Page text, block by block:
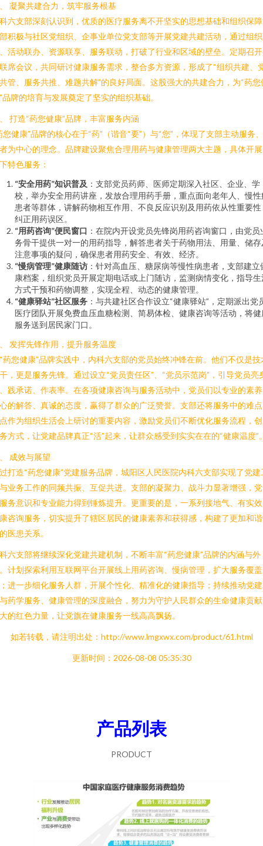
凝聚共建合力，筑牢服务根基
六支部深刻认识到，优质的医疗服务离不开坚实的思想基础和组织保
积极与社区党组织、企事业单位党支部等开展党建共建活动，通过组
活动联办、资源联享、服务联动，打破了行业和区域的壁垒。定期召
席会议，共同研讨健康服务需求，整合多方资源，形成了“组织共建、
管、服务共推、难题共解”的良好局面。这股强大的共建合力，为“药您
品牌的培育与发展奠定了坚实的组织基础。
打造“药您健康”品牌，丰富服务内涵
您健康”品牌的核心在于“药”（谐音“要”）与“您”，体现了支部主动服务
为中心的理念。品牌建设聚焦合理用药与健康管理两大主题，具体开
特色服务：
“安全用药”知识普及 ：支部党员药师、医师定期深入社区、企业、学
校，举办安全用药讲座，发放合理用药手册，重点面向老年人、慢性
患者等群体，讲解药物相互作用、不良反应识别及用药依从性重要性
纠正用药误区。
“用药咨询”便民窗口 ：在院内开设党员先锋岗用药咨询窗口，由党员
务骨干提供一对一的用药指导，解答患者关于药物用法、用量、储存
注意事项的疑问，确保患者用药安全、有效、经济。
“慢病管理”健康随访 ：针对高血压、糖尿病等慢性病患者，支部建立
康档案，组织党员开展定期电话或上门随访，监测病情变化，指导生
方式干预和药物调整，实现全程、动态的健康管理。
“健康驿站”社区服务 ：与共建社区合作设立“健康驿站”，定期派出党
医疗团队开展免费血压血糖检测、简易体检、健康咨询等活动，将健
服务送到居民家门口。
发挥先锋作用，提升服务温度
药您健康”品牌实践中，内科六支部的党员始终冲锋在前。他们不仅是技
，更是服务先锋。通过设立“党员责任区”、“党员示范岗”，引导党员亮
践承诺、作表率。在各项健康咨询与服务活动中，党员们以专业的素
的解答、真诚的态度，赢得了群众的广泛赞誉。支部还将服务中的难
作为组织生活会上研讨的重要内容，激励党员们不断优化服务流程，
方式，让党建品牌真正“活”起来，让群众感受到实实在在的“健康温度”
成效与展望
打造“药您健康”党建服务品牌，城阳区人民医院内科六支部实现了党建
业务工作的同频共振、互促共进。支部的凝聚力、战斗力显著增强，
务意识和专业能力得到锤炼提升。更重要的是，一系列接地气、有实
咨询服务，切实提升了辖区居民的健康素养和获得感，构建了更加和
医患关系。
六支部将继续深化党建共建机制，不断丰富“药您健康”品牌的内涵与外
计划探索利用互联网平台开展线上用药咨询、慢病管理，扩大服务覆盖
进一步细化服务人群，开展个性化、精准化的健康指导；持续推动党
药学服务、健康管理的深度融合，努力为守护人民群众的生命健康贡
的红色力量，让党旗在健康服务一线高高飘扬。
如若转载，请注明出处：http://www.lmgxwx.com/product/61.html
更新时间：2026-08-08 05:35:30
产品列表
PRODUCT